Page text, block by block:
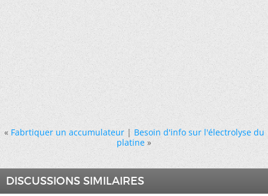
« Fabrtiquer un accumulateur|Besoin d'info sur l'électrolyse du
platine »
DISCUSSIONS SIMILAIRES